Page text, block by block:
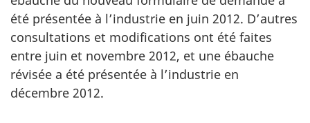
été présentée à l’industrie en juin 2012. D’autres
consultations et modifications ont été faites
entre juin et novembre 2012, et une ébauche
révisée a été présentée à l’industrie en
décembre 2012.